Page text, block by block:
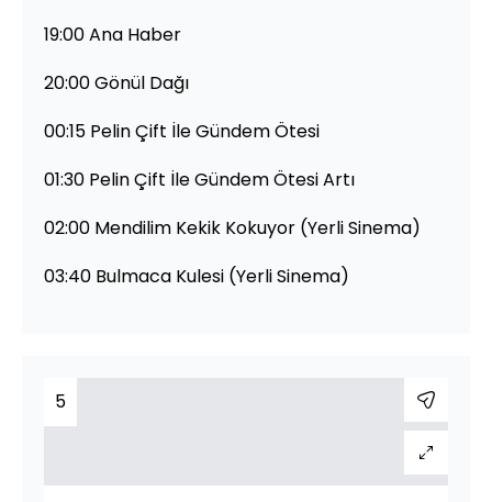
19:00 Ana Haber
20:00 Gönül Dağı
00:15 Pelin Çift İle Gündem Ötesi
01:30 Pelin Çift İle Gündem Ötesi Artı
02:00 Mendilim Kekik Kokuyor (Yerli Sinema)
03:40 Bulmaca Kulesi (Yerli Sinema)
5